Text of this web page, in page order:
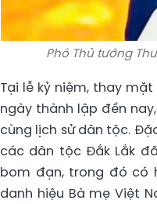
Phó Thủ tướng
Tại lễ kỷ niệm, thay
ngày thành lập đến
cùng lịch sử dân tộc.
các dân tộc Đắk Lắk
bom đạn, trong đó có
danh hiệu Bà mẹ Việt